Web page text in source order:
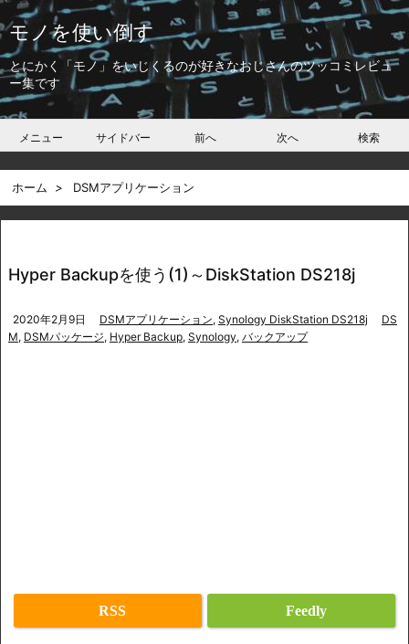
モノを使い倒す
とにかく「モノ」をいじくるのが好きなおじさんのツッコミレビュ
ー集です
メニュー サイドバー 前へ 次へ 検索
ホーム > DSMアプリケーション
Hyper Backupを使う(1)～DiskStation DS218j
2020年2月9日 DSMアプリケーション, Synology DiskStation DS218j
DS
M, DSMパッケージ, Hyper Backup, Synology, バックアップ
RSS Feedly